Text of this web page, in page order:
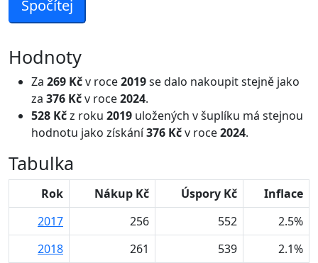
Spočítej
Hodnoty
Za 269 Kčv roce2019se dalo nakoupit stejně jako
za 376 Kčv roce2024.
528 Kčz roku 2019 uložených v šuplíku má stejnou
hodnotu jako získání376 Kčv roce2024.
Tabulka
Rok Nákup Kč Úspory Kč
Inflace
2017
256 552
2.5%
2018
261 539
2.1%